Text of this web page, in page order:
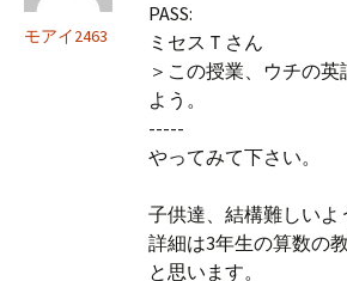
モアイ2463
PASS:
ミセスＴさん
＞この授業、ウチの
よう。
-----
やってみて下さい。
子供達、結構難しいよ
詳細は3年生の算数の
と思います。